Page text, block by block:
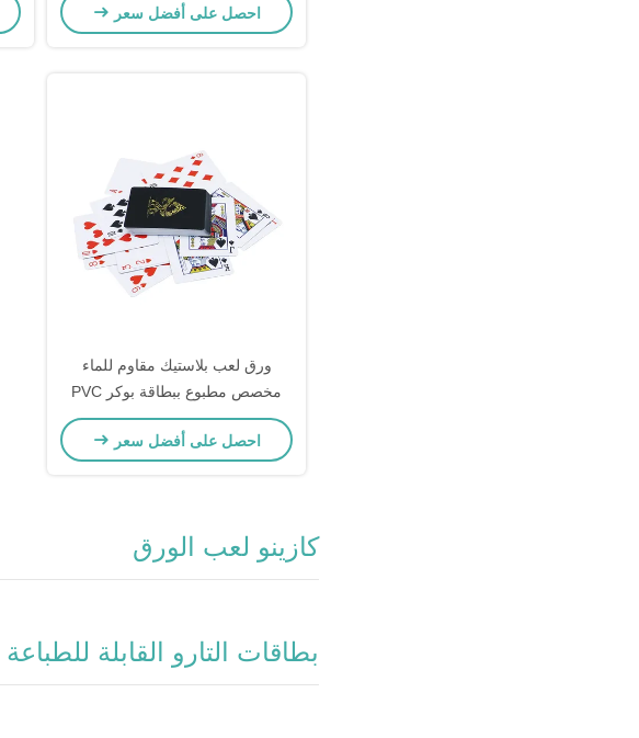
احصل على أفضل سعر
ورق لعب بلاستيك مقاوم للماء
مخصص مطبوع ببطاقة بوكر PVC
احصل على أفضل سعر
كازينو لعب الورق
بطاقات التارو القابلة للطباعة